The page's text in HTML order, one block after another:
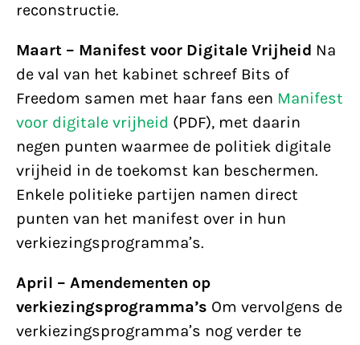
reconstructie.
Maart – Manifest voor Digitale Vrijheid Na
de val van het kabinet schreef Bits of
Freedom samen met haar fans een Manifest
voor digitale vrijheid (PDF), met daarin
negen punten waarmee de politiek digitale
vrijheid in de toekomst kan beschermen.
Enkele politieke partijen namen direct
punten van het manifest over in hun
verkiezingsprogramma’s.
April – Amendementen op
verkiezingsprogramma’s Om vervolgens de
verkiezingsprogramma’s nog verder te